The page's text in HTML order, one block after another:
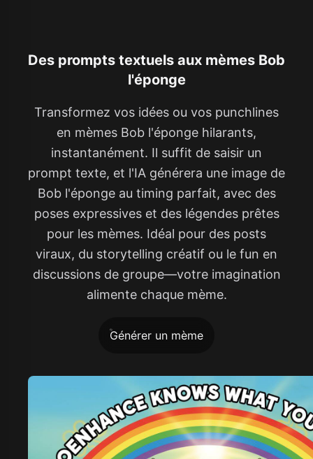
Des prompts textuels aux mèmes Bob
l'éponge
Transformez vos idées ou vos punchlines
en mèmes Bob l'éponge hilarants,
instantanément. Il suffit de saisir un
prompt texte, et l'IA générera une image de
Bob l'éponge au timing parfait, avec des
poses expressives et des légendes prêtes
pour les mèmes. Idéal pour des posts
viraux, du storytelling créatif ou le fun en
discussions de groupe—votre imagination
alimente chaque mème.
Générer un mème